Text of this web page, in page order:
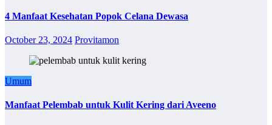
4 Manfaat Kesehatan Popok Celana Dewasa
October 23, 2024 Provitamon
Umum
Manfaat Pelembab untuk Kulit Kering dari Aveeno